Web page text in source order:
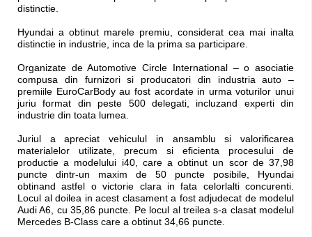
distinctie.
Hyundai a obtinut marele premiu, considerat cea mai inalta
distinctie in industrie, inca de la prima sa participare.
Organizate de Automotive Circle International – o asociatie
compusa din furnizori si producatori din industria auto –
premiile EuroCarBody au fost acordate in urma voturilor unui
juriu format din peste 500 delegati, incluzand experti din
industrie din toata lumea.
Juriul a apreciat vehiculul in ansamblu si valorificarea
materialelor utilizate, precum si eficienta procesului de
productie a modelului i40, care a obtinut un scor de 37,98
puncte dintr-un maxim de 50 puncte posibile, Hyundai
obtinand astfel o victorie clara in fata celorlalti concurenti.
Locul al doilea in acest clasament a fost adjudecat de modelul
Audi A6, cu 35,86 puncte. Pe locul al treilea s-a clasat modelul
Mercedes B-Class care a obtinut 34,66 puncte.